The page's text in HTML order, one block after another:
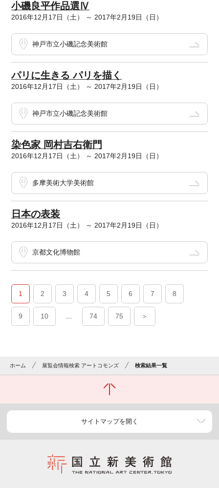
小磯良平作品選Ⅳ
2016年12月17日（土） ～ 2017年2月19日（日）
神戸市立小磯記念美術館
パリに生きる パリを描く
2016年12月17日（土） ～ 2017年2月19日（日）
神戸市立小磯記念美術館
染色家 岡村吉右衛門
2016年12月17日（土） ～ 2017年2月19日（日）
多摩美術大学美術館
日本の表装
2016年12月17日（土） ～ 2017年2月19日（日）
京都文化博物館
1 2 3 4 5 6 7 8
9 10 74 75 ＞
ホーム 展覧会情報検索 アートコモンズ 検索結果一覧
サイトマップを開く